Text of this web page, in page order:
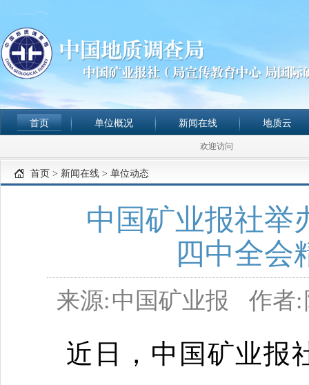
首页
欢迎访问
单位概况 新闻在线 地质云
首页 > 新闻在线 > 单位动态
中国矿业报社举
四中全会
来源:中国矿业报 作者:
近日， 中国矿业报